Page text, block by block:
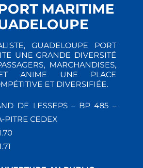
MARITIME
GUADELOUPE PORT
UNE GRANDE DIVERSITÉ
MARCHANDISES,
ANIME UNE PLACE
ET DIVERSIFIÉE.
DE LESSEPS – BP 485 –
PITRE CEDEX